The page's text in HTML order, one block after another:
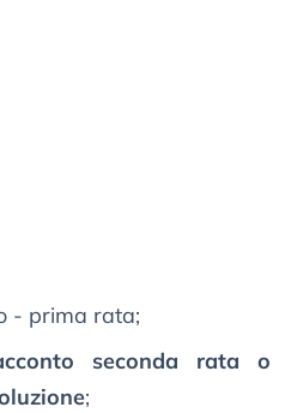
- prima rata;
seconda rata o
;